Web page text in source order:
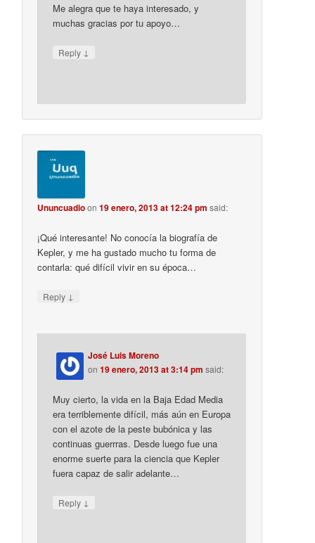
Me alegra que te haya interesado, y
muchas gracias por tu apoyo…
Reply ↓
Ununcuadioon 19 enero, 2013 at 12:24 pm said:
¡Qué interesante! No conocía la biografía de
Kepler, y me ha gustado mucho tu forma de
contarla: qué difícil vivir en su época…
Reply ↓
José Luis Moreno
on 19 enero, 2013 at 3:14 pm said:
Muy cierto, la vida en la Baja Edad Media
era terriblemente difícil, más aún en Europa
con el azote de la peste bubónica y las
continuas guerrras. Desde luego fue una
enorme suerte para la ciencia que Kepler
fuera capaz de salir adelante…
Reply ↓